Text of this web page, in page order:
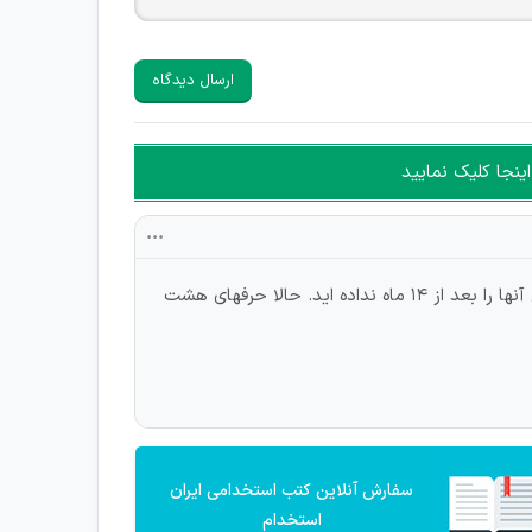
ارسال دیدگاه
کلیک نمایید
چرا حرفی میزنید و قانونی تصویب می کنید که به آن عمل نکنید، شما هنوز از خجالت بازنشسته سال قبل در نیامده آید و حق آنها را بعد از 14 ماه نداده اید. حالا حرفهای هشت
سفارش آنلاین کتب استخدامی ایران
استخدام